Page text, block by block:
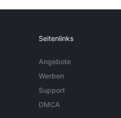
Seitenlinks
Angebote
Werben
Support
DMCA